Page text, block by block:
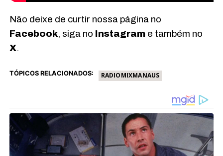
Não deixe de curtir nossa página no
Facebook, siga no Instagrame também no
X.
TÓPICOS RELACIONADOS: RADIOMIXMANAUS